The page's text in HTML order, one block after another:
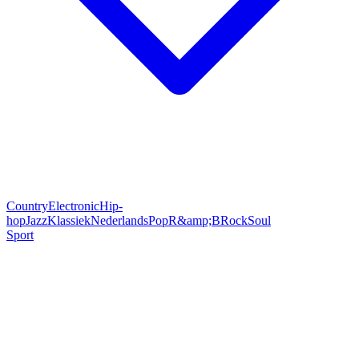
CountryElectronicHip-
hopJazzKlassiekNederlandsPopR&amp;BRockSoul
Sport